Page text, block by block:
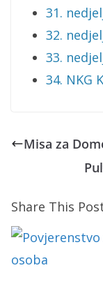
31.
32.
33.
34. NKG
Misa za
Share This